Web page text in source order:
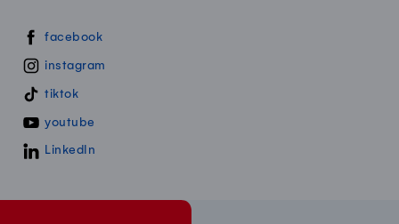
Swissmillk auf Social Media
facebook
instagram
tiktok
youtube
LinkedIn